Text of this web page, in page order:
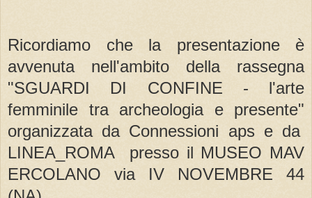
Ricordiamo che la presentazione è
avvenuta nell'ambito della rassegna
"SGUARDI DI CONFINE - l'arte
femminile tra archeologia e presente"
organizzata da Connessioni aps e da
LINEA_ROMA
presso il MUSEO MAV
ERCOLANO via IV NOVEMBRE 44